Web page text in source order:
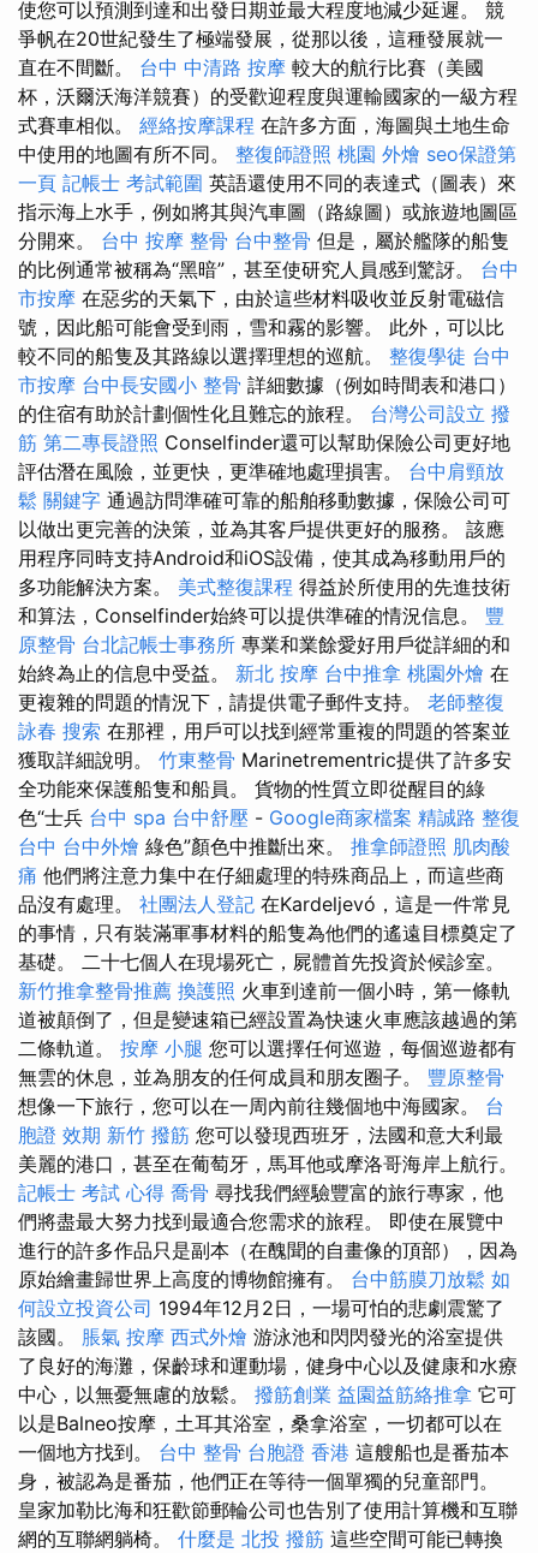
使您可以預測到達和出發日期並最大程度地減少延遲。 競
爭帆在20世紀發生了極端發展，從那以後，這種發展就一
直在不間斷。 台中 中清路 按摩 較大的航行比賽（美國
杯，沃爾沃海洋競賽）的受歡迎程度與運輸國家的一級方程
式賽車相似。 經絡按摩課程 在許多方面，海圖與土地生命
中使用的地圖有所不同。 整復師證照 桃園 外燴 seo保證第
一頁 記帳士 考試範圍 英語還使用不同的表達式（圖表）來
指示海上水手，例如將其與汽車圖（路線圖）或旅遊地圖區
分開來。 台中 按摩 整骨 台中整骨 但是，屬於艦隊的船隻
的比例通常被稱為“黑暗”，甚至使研究人員感到驚訝。 台中
市按摩 在惡劣的天氣下，由於這些材料吸收並反射電磁信
號，因此船可能會受到雨，雪和霧的影響。 此外，可以比
較不同的船隻及其路線以選擇理想的巡航。 整復學徒 台中
市按摩 台中長安國小 整骨 詳細數據（例如時間表和港口）
的住宿有助於計劃個性化且難忘的旅程。 台灣公司設立 撥
筋 第二專長證照 Conselfinder還可以幫助保險公司更好地
評估潛在風險，並更快，更準確地處理損害。 台中肩頸放
鬆 關鍵字 通過訪問準確可靠的船舶移動數據，保險公司可
以做出更完善的決策，並為其客戶提供更好的服務。 該應
用程序同時支持Android和iOS設備，使其成為移動用戶的
多功能解決方案。 美式整復課程 得益於所使用的先進技術
和算法，Conselfinder始終可以提供準確的情況信息。 豐
原整骨 台北記帳士事務所 專業和業餘愛好用戶從詳細的和
始終為止的信息中受益。 新北 按摩 台中推拿 桃園外燴 在
更複雜的問題的情況下，請提供電子郵件支持。 老師整復
詠春 搜索 在那裡，用戶可以找到經常重複的問題的答案並
獲取詳細說明。 竹東整骨 Marinetrementric提供了許多安
全功能來保護船隻和船員。 貨物的性質立即從醒目的綠
色“士兵 台中 spa 台中舒壓 - Google商家檔案 精誠路 整復
台中 台中外燴 綠色”顏色中推斷出來。 推拿師證照 肌肉酸
痛 他們將注意力集中在仔細處理的特殊商品上，而這些商
品沒有處理。 社團法人登記 在Kardeljevó，這是一件常見
的事情，只有裝滿軍事材料的船隻為他們的遙遠目標奠定了
基礎。 二十七個人在現場死亡，屍體首先投資於候診室。
新竹推拿整骨推薦 換護照 火車到達前一個小時，第一條軌
道被顛倒了，但是變速箱已經設置為快速火車應該越過的第
二條軌道。 按摩 小腿 您可以選擇任何巡遊，每個巡遊都有
無雲的休息，並為朋友的任何成員和朋友圈子。 豐原整骨
想像一下旅行，您可以在一周內前往幾個地中海國家。 台
胞證 效期 新竹 撥筋 您可以發現西班牙，法國和意大利最
美麗的港口，甚至在葡萄牙，馬耳他或摩洛哥海岸上航行。
記帳士 考試 心得 喬骨 尋找我們經驗豐富的旅行專家，他
們將盡最大努力找到最適合您需求的旅程。 即使在展覽中
進行的許多作品只是副本（在醜聞的自畫像的頂部），因為
原始繪畫歸世界上高度的博物館擁有。 台中筋膜刀放鬆 如
何設立投資公司 1994年12月2日，一場可怕的悲劇震驚了
該國。 脹氣 按摩 西式外燴 游泳池和閃閃發光的浴室提供
了良好的海灘，保齡球和運動場，健身中心以及健康和水療
中心，以無憂無慮的放鬆。 撥筋創業 益園益筋絡推拿 它可
以是Balneo按摩，土耳其浴室，桑拿浴室，一切都可以在
一個地方找到。 台中 整骨 台胞證 香港 這艘船也是番茄本
身，被認為是番茄，他們正在等待一個單獨的兒童部門。
皇家加勒比海和狂歡節郵輪​​公司也告別了使用計算機和互聯
網的互聯網躺椅。 什麼是 北投 撥筋 這些空間可能已轉換